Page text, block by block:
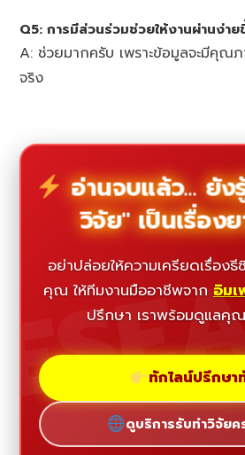
Q5: การมีส่วนร่วมช่วยให้งานผ่านง่าย
A: ช่วยมากครับ เพราะข้อมูลจะมีคุณ
จริง
อ่านจบแล้ว... ยัง
วิจัย" เป็นเรื่อง
อย่าปล่อยให้ความเครียดเรื่อง
คุณ ให้ทีมงานมืออาชีพจาก อิมเ
ปรึกษา เราพร้อมดูแลคุ
ทักไลน์ปรึกษา
ดูบริการรับทำวิจัยค